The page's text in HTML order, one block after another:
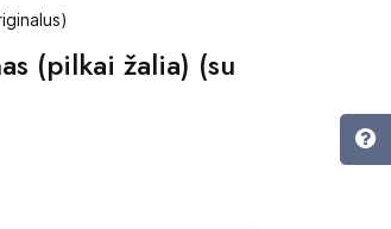
(pilkai žalia) (su